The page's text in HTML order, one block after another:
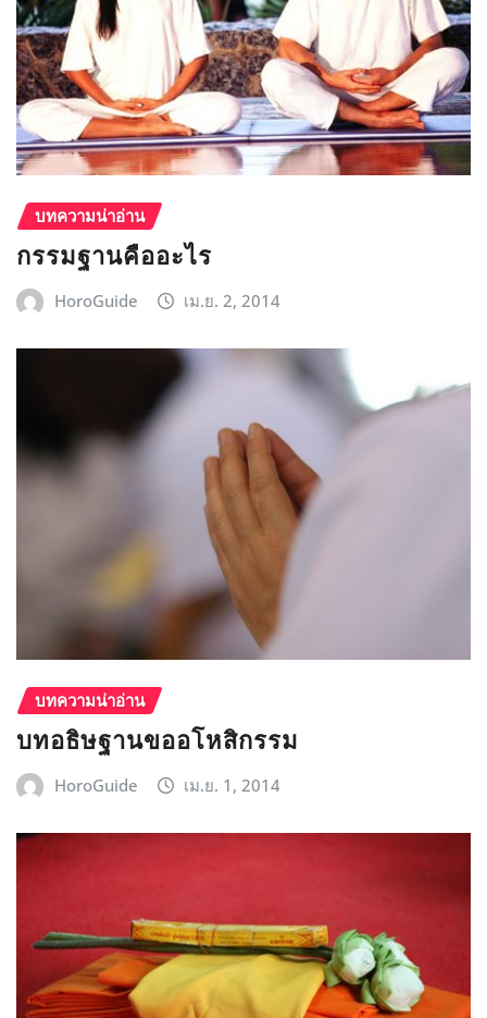
บทความน่าอ่าน
กรรมฐานคืออะไร
HoroGuide เม.ย. 2, 2014
บทความน่าอ่าน
บทอธิษฐานขออโหสิกรรม
HoroGuide เม.ย. 1, 2014